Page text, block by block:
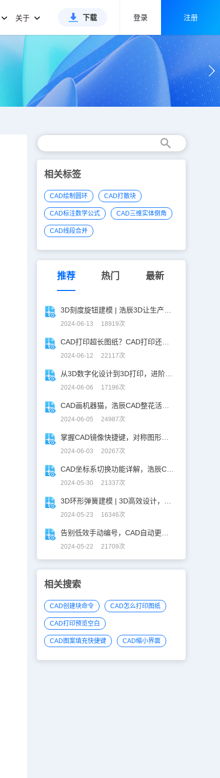
关于 下载 登录 注册
相关标签
CAD绘制圆环 CAD打散块
CAD标注数学公式 CAD三维实体倒角
CAD线段合并
推荐 热门 最新
2024-06-13 18919次
2024-06-12 22117次
2024-06-06 17196次
2024-06-05 24987次
2024-06-03 20267次
2024-05-30 21337次
2024-05-23 16346次
2024-05-22 21709次
相关搜索
CAD创建块命令 CAD怎么打印图纸
CAD打印预览空白
CAD图案填充快捷键 CAD缩小界面